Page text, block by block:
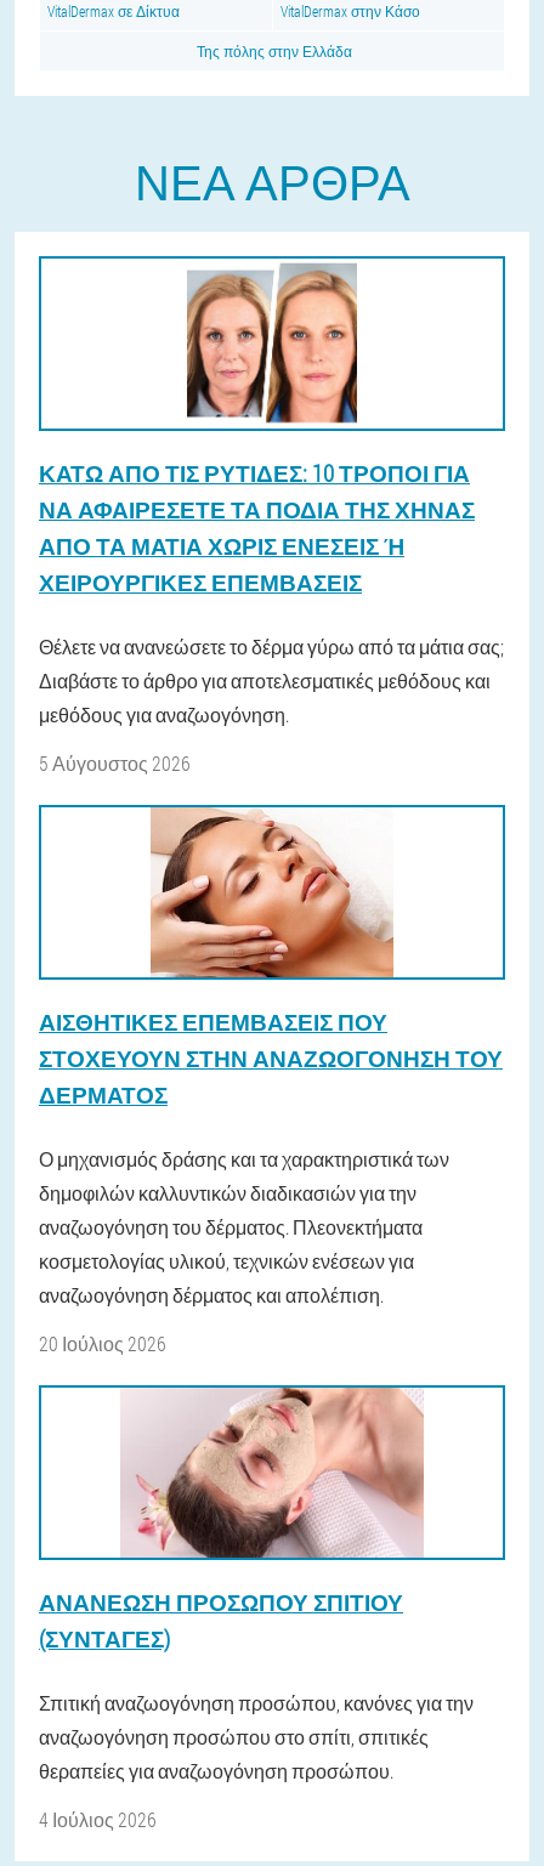
VitalDermax σε Δίκτυα VitalDermax στην Κάσο
Της πόλης στην Ελλάδα
ΝΈΑ ΆΡΘΡΑ
ΚΆΤΩ ΑΠΌ ΤΙΣ ΡΥΤΊΔΕΣ: 10 ΤΡΌΠΟΙ ΓΙΑ
ΝΑ ΑΦΑΙΡΈΣΕΤΕ ΤΑ ΠΌΔΙΑ ΤΗΣ ΧΉΝΑΣ
ΑΠΌ ΤΑ ΜΆΤΙΑ ΧΩΡΊΣ ΕΝΈΣΕΙΣ Ή Χ
ΕΙΡΟΥΡΓΙΚΈΣ ΕΠΕΜΒΆΣΕΙΣ
Θέλετε να ανανεώσετε το δέρμα γύρω από τα μάτια σας;
Διαβάστε το άρθρο για αποτελεσματικές μεθόδους και
μεθόδους για αναζωογόνηση.
5 Αύγουστος 2026
ΑΙΣΘΗΤΙΚΈΣ ΕΠΕΜΒΆΣΕΙΣ ΠΟΥ
ΣΤΟΧΕΎΟΥΝ ΣΤΗΝ ΑΝΑΖΩΟΓΌΝΗΣΗ ΤΟΥ
ΔΈΡΜΑΤΟΣ
Ο μηχανισμός δράσης και τα χαρακτηριστικά των
δημοφιλών καλλυντικών διαδικασιών για την
αναζωογόνηση του δέρματος. Πλεονεκτήματα
κοσμετολογίας υλικού, τεχνικών ενέσεων για
αναζωογόνηση δέρματος και απολέπιση.
20 Ιούλιος 2026
ΑΝΑΝΕΩΣΗ ΠΡΟΣΩΠΟΥ ΣΠΙΤΙΟΥ
(ΣΥΝΤΑΓΕΣ)
Σπιτική αναζωογόνηση προσώπου, κανόνες για την
αναζωογόνηση προσώπου στο σπίτι, σπιτικές
θεραπείες για αναζωογόνηση προσώπου.
4 Ιούλιος 2026